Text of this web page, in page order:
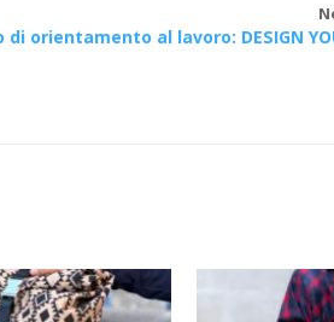
orientamento al lavoro: DESIGN